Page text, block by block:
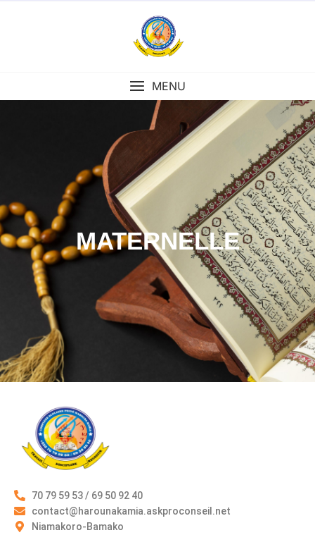
MENU
MATERNELLE
70 79 59 53 / 69 50 92 40
contact@harounakamia.askproconseil.net
Niamakoro-Bamako